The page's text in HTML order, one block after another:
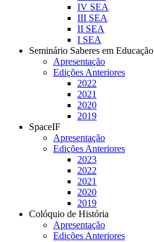
IV SEA
III SEA
II SEA
I SEA
Seminário Saberes em Educação
Apresentação
Edições Anteriores
2022
2021
2020
2019
SpaceIF
Apresentação
Edições Anteriores
2023
2022
2021
2020
2019
Colóquio de História
Apresentação
Edições Anteriores